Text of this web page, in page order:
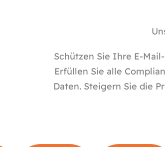
Schützen Sie Ihre E-
Erfüllen Sie alle
Daten. Steigern Sie die